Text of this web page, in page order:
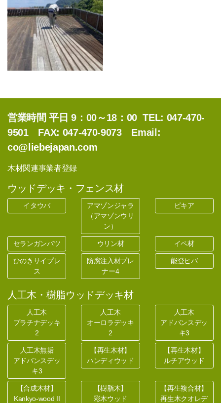
営業時間 平日 9：00～18：00 TEL: 047-470-
9501 FAX: 047-470-9073 Email:
co@liebejapan.com
木材関連事業者登録
ウッドデッキ・フェンス材
イタウバ
アマゾンジャラ
（アマゾンウリ
ン）
ピキア
セランガンバツ ウリン材 イペ材
ひのきサイプレ
ス
防腐注入材プレ
ナー4
能登ヒバ
人工木・樹脂ウッドデッキ材
人工木
プラチナデッキ
2
人工木
オーロラデッキ
2
人工木
アドバンスデッ
キ3
人工木無垢
アドバンスデッ
キ3
【再生木材】
ハンディウッド
【再生木材】
ルチアウッド
【合成木材】
Kankyo-wood II
【樹脂木】
彩木ウッド
【再生複合材】
再生木クオレデ